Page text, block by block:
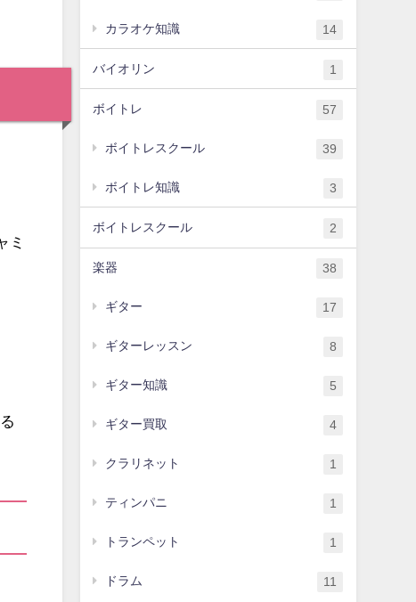
ミ
カラオケ知識 14
バイオリン 1
ボイトレ 57
ボイトレスクール 39
ボイトレ知識 3
ボイトレスクール 2
楽器 38
ギター 17
ギターレッスン 8
ギター知識 5
ギター買取 4
クラリネット 1
ティンパニ 1
トランペット 1
ドラム 11